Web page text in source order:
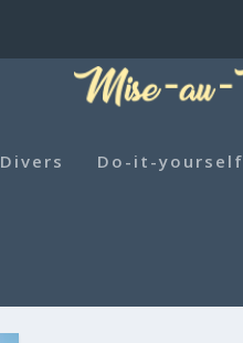
Divers Do-it-yourself